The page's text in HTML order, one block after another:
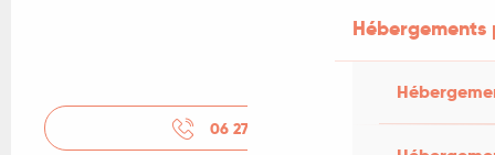
06 27 30 63